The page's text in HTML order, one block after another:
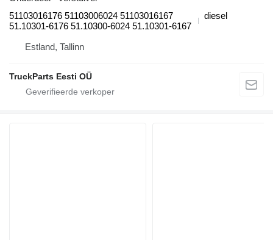
51103016176 51103006024 51103016167
51.10301-6176 51.10300-6024 51.10301-6167
diesel
Estland, Tallinn
TruckParts Eesti OÜ